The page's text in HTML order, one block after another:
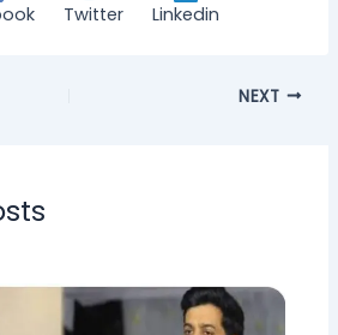
Twitter Linkedin
NEXT